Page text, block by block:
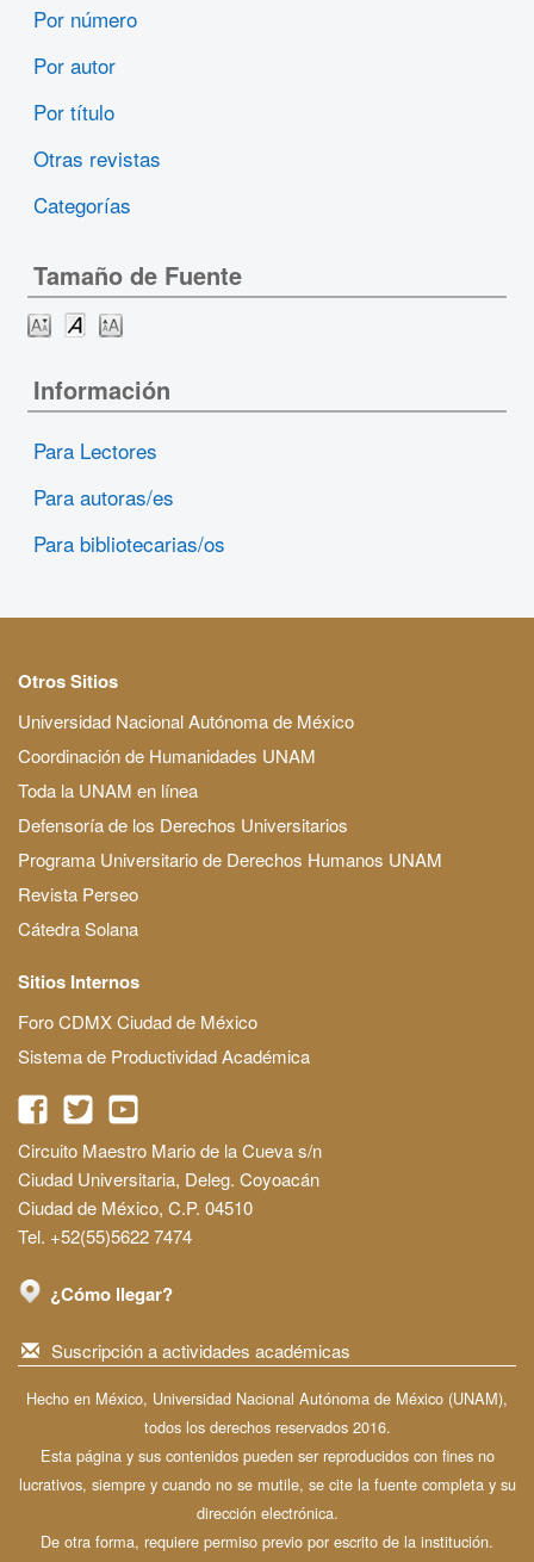
Por número
Por autor
Por título
Otras revistas
Categorías
Tamaño de Fuente
Información
Para Lectores
Para autoras/es
Para bibliotecarias/os
Otros Sitios
Universidad Nacional Autónoma de México
Coordinación de Humanidades UNAM
Toda la UNAM en línea
Defensoría de los Derechos Universitarios
Programa Universitario de Derechos Humanos UNAM
Revista Perseo
Cátedra Solana
Sitios Internos
Foro CDMX Ciudad de México
Sistema de Productividad Académica
Circuito Maestro Mario de la Cueva s/n
Ciudad Universitaria, Deleg. Coyoacán
Ciudad de México, C.P. 04510
Tel. +52(55)5622 7474
¿Cómo llegar?
Suscripción a actividades académicas
Hecho en México, Universidad Nacional Autónoma de México (UNAM),
todos los derechos reservados 2016.
Esta página y sus contenidos pueden ser reproducidos con fines no
lucrativos, siempre y cuando no se mutile, se cite la fuente completa y su
dirección electrónica.
De otra forma, requiere permiso previo por escrito de la institución.